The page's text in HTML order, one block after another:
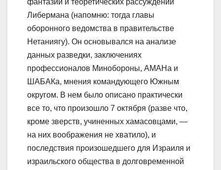
фантазии и теоретических рассуждений
Либермана (напомню: тогда главы
оборонного ведомства в правительстве
Нетаниягу). Он основывался на анализе
данных разведки, заключениях
профессионалов Минобороны, АМАНа и
ШАБАКа, мнения командующего Южным
округом. В нем было описано практически
все то, что произошло 7 октября (разве что,
кроме зверств, учиненных хамасовцами, —
на них воображения не хватило), и
последствия произошедшего для Израиля и
израильского общества в долговременной